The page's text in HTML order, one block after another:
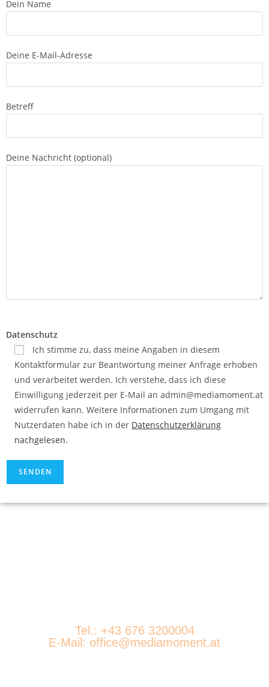
Dein Name
Deine E-Mail-Adresse
Betreff
Deine Nachricht (optional)
Datenschutz
Ich stimme zu, dass meine Angaben in diesem
Kontaktformular zur Beantwortung meiner Anfrage erhoben
und verarbeitet werden. Ich verstehe, dass ich diese
Einwilligung jederzeit per E-Mail an admin@mediamoment.at
widerrufen kann. Weitere Informationen zum Umgang mit
Nutzerdaten habe ich in der Datenschutzerklärung
nachgelesen.
Tel.: +43 676 3200004
E-Mail: office@mediamoment.at